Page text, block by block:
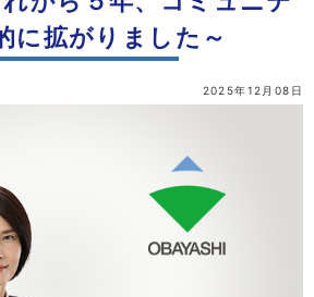
に拡がりました～
2025年12月08日